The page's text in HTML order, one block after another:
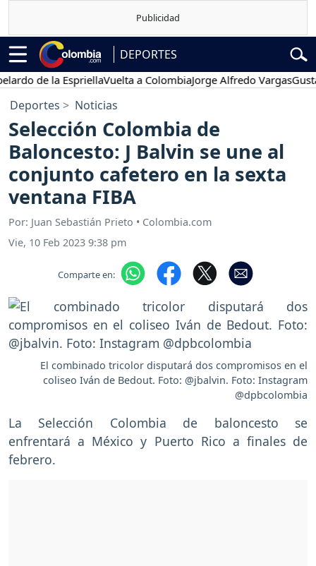
DEPORTES
de la EspriellaVuelta a ColombiaJorge Alfredo VargasGustavo
Deportes Noticias
Selección Colombia de
Baloncesto: J Balvin se une al
conjunto cafetero en la sexta
ventana FIBA
Por: Juan Sebastián Prieto • Colombia.com
Vie, 10 Feb 2023 9:38 pm
Comparte en:
El combinado tricolor disputará dos compromisos en el
coliseo Iván de Bedout. Foto: @jbalvin. Foto: Instagram
@dpbcolombia
La Selección Colombia de baloncesto se
enfrentará a México y Puerto Rico a finales de
febrero.